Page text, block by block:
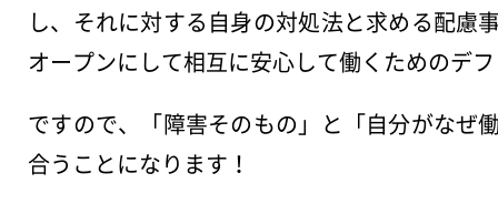
し、それに対する自身の対処法と求める配慮
オープンにして相互に安心して働くためのデ
ですので、「障害そのもの」と「自分がなぜ
合うことになります！